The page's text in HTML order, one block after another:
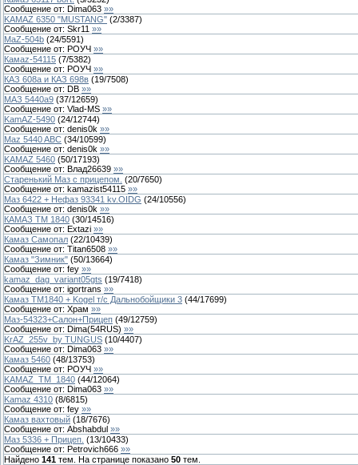
Сообщение от: Dima063 »»
KAMAZ 6350 "MUSTANG" (2/3387)
Сообщение от: Skr11 »»
MaZ-504b (24/5591)
Сообщение от: РОУЧ »»
Камаz-54115 (7/5382)
Сообщение от: РОУЧ »»
КАЗ 608а и КАЗ 698в (19/7508)
Сообщение от: DB »»
МАЗ 5440а9 (37/12659)
Сообщение от: Vlad-MS »»
KamAZ-5490 (24/12744)
Сообщение от: denis0k »»
Maz 5440 ABC (34/10599)
Сообщение от: denis0k »»
KAMAZ 5460 (50/17193)
Сообщение от: Влад26639 »»
Старенький Маз с прицепом. (20/7650)
Сообщение от: kamazist54115 »»
Маз 6422 + Нефаз 93341 kv.OIDG (24/10556)
Сообщение от: denis0k »»
КАМАЗ ТМ 1840 (30/14516)
Сообщение от: Extazi »»
Камаз Самопал (22/10439)
Сообщение от: Titan6508 »»
Камаз "Зимник" (50/13664)
Сообщение от: fey »»
kamaz_dag_variant05gts (19/7418)
Сообщение от: igortrans »»
Камаз ТМ1840 + Kogel т/с Дальнобойщики 3 (44/17699)
Сообщение от: Храм »»
Маз-54323+Салон+Прицеп (49/12759)
Сообщение от: Dima(54RUS) »»
KrAZ_255v_by TUNGUS (10/4407)
Сообщение от: Dima063 »»
Камаз 5460 (48/13753)
Сообщение от: РОУЧ »»
KAMAZ_TM_1840 (44/12064)
Сообщение от: Dima063 »»
Kamaz 4310 (8/6815)
Сообщение от: fey »»
Камаз вахтовый (18/7676)
Сообщение от: Abshabdul »»
Маз 5336 + Прицеп. (13/10433)
Сообщение от: Petrovich666 »»
Найдено 141 тем. На странице показано 50 тем.